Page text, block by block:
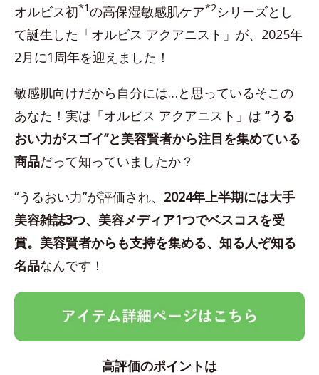
オルビス初*1の高保湿敏感肌ケア*2シリーズとし
て誕生した「オルビス アクアニスト」が、2025年
2月に1周年を迎えました！
敏感肌向けだから自分には…と思っているそこの
あなた！実は「オルビス アクアニスト」は “うる
おい力がスゴイ”と美容賢者から注目を集めている
商品だって知っていましたか？
“うるおい力”が評価され、 2024年上半期には大手
美容雑誌3つ、美容メディア1つでベスコスを受
賞。美容賢者からも支持を集める、知る人ぞ知る
名品なんです！
高評価のポイントは